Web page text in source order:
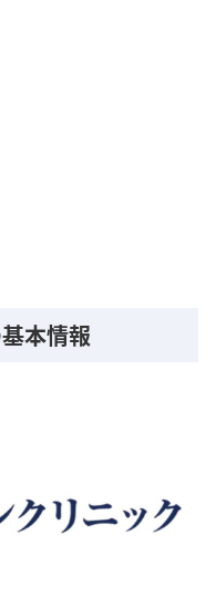
本情報